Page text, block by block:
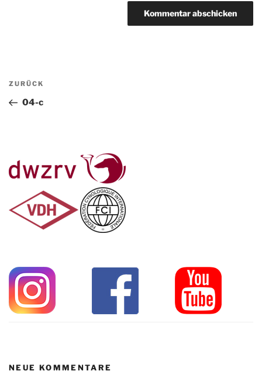
Beitragsnavigation
Vorheriger
Beitrag
ZURÜCK
04-c
NEUE KOMMENTARE